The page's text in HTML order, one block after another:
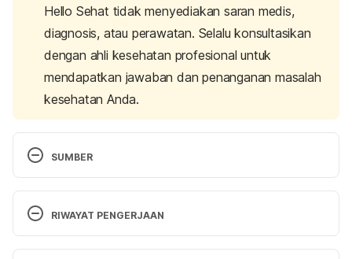
Hello Sehat tidak menyediakan saran medis,
diagnosis, atau perawatan. Selalu konsultasikan
dengan ahli kesehatan profesional untuk
mendapatkan jawaban dan penanganan masalah
kesehatan Anda.
SUMBER
Laser hair removal
https://www.aad.org/public/diseases/cosmetic-
treatments/laser-hair-removal#overview
RIWAYAT PENGERJAAN